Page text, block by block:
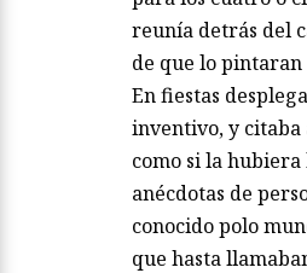
reunía detrás del
de que lo pintaran
En fiestas
inventivo, y
como si la
anécdotas de
conocido polo
que hasta